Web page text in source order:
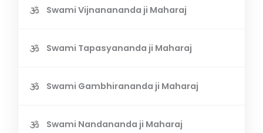
Swami Vijnanananda ji Maharaj
Swami Tapasyananda ji Maharaj
Swami Gambhirananda ji Maharaj
Swami Nandananda ji Maharaj